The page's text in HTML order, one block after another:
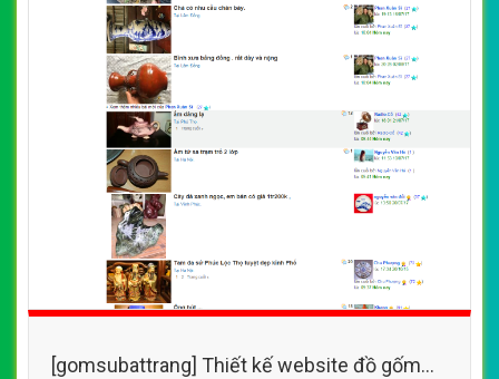
[gomsubattrang] Thiết kế website đồ gốm